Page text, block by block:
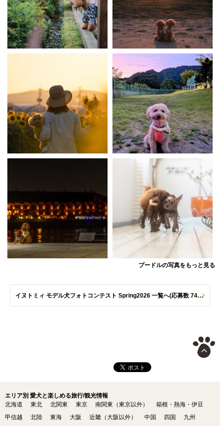
プードルの写真をもっと見る
イヌトミィ モデル犬フォトコンテスト Spring2026 一覧へ(応募数 747枚)
エリア別 愛犬と楽しめる旅行/観光情報
北海道
東北 北関東 東京 南関東（東京以外）
箱根・熱海・伊豆
甲信越
北陸 東海 大阪 近畿（大阪以外） 中国 四国 九州